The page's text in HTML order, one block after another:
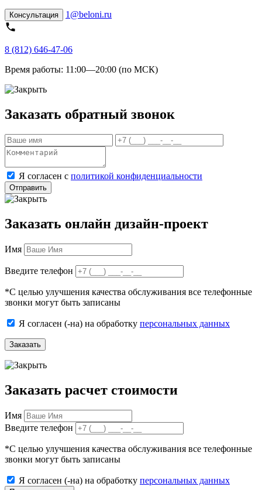
Консультация 1@beloni.ru
8 (812) 646-47-06
Время работы: 11:00—20:00 (по МСК)
Заказать обратный звонок
Я согласен с политикой конфиденциальности
Отправить
Заказать онлайн дизайн-проект
Имя
Введите телефон
*С целью улучшения качества обслуживания все телефонные
звонки могут быть записаны
Я согласен (-на) на обработку персональных данных
Заказать
Заказать расчет стоимости
Имя
Введите телефон
*С целью улучшения качества обслуживания все телефонные
звонки могут быть записаны
Я согласен (-на) на обработку персональных данных